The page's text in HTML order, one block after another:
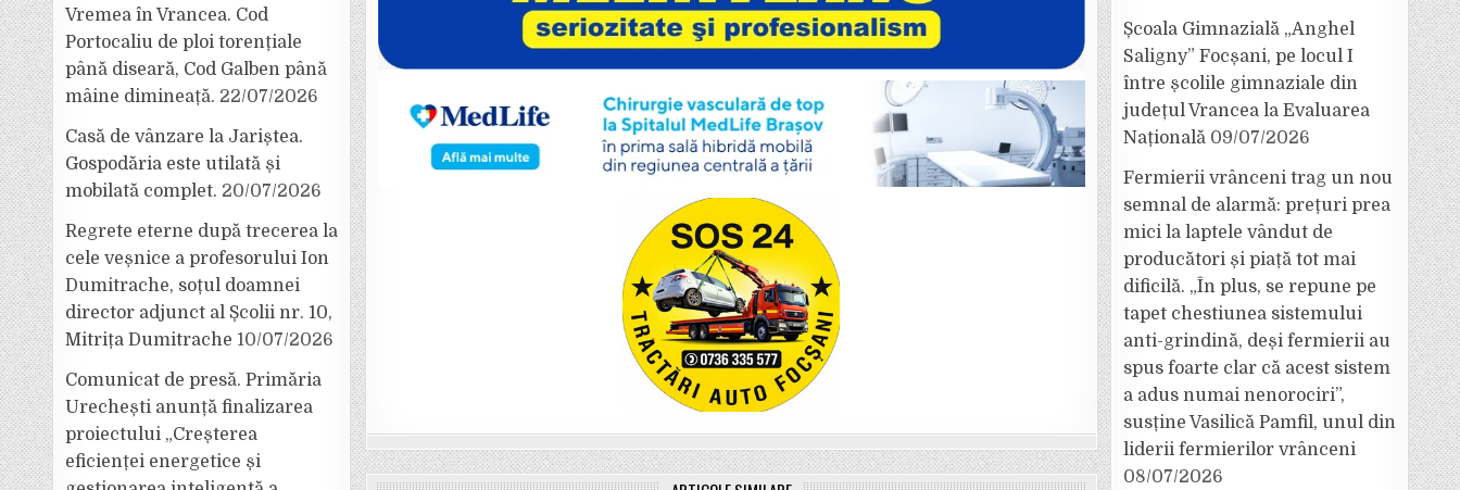
Vremea în Vrancea. Cod
Portocaliu de ploi torențiale
până diseară, Cod Galben până
mâine dimineață. 22/07/2026
Casă de vânzare la Jariștea.
Gospodăria este utilată și
mobilată complet. 20/07/2026
Regrete eterne după trecerea la
cele veșnice a profesorului Ion
Dumitrache, soțul doamnei
director adjunct al Școlii nr. 10,
Mitrița Dumitrache 10/07/2026
Comunicat de presă. Primăria
Urechești anunță finalizarea
proiectului „Creșterea
eficienței energetice și
Școala Gimnazială „Anghel
Saligny” Focșani, pe locul I
între școlile gimnaziale din
județul Vrancea la Evaluarea
Națională 09/07/2026
Fermierii vrânceni trag un nou
semnal de alarmă: prețuri prea
mici la laptele vândut de
producători și piață tot mai
dificilă. „În plus, se repune pe
tapet chestiunea sistemului
anti-grindină, deși fermierii au
spus foarte clar că acest sistem
a adus numai nenorociri”,
susține Vasilică Pamfil, unul din
liderii fermierilor vrânceni
08/07/2026